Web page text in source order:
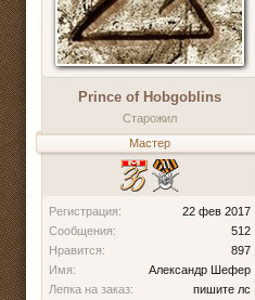
Prince of Hobgoblins
Старожил
Мастер
Регистрация:
22 фев 2017
Сообщения:
512
Нравится:
897
Имя:
Александр Шефер
Лепка на заказ:
пишите лс